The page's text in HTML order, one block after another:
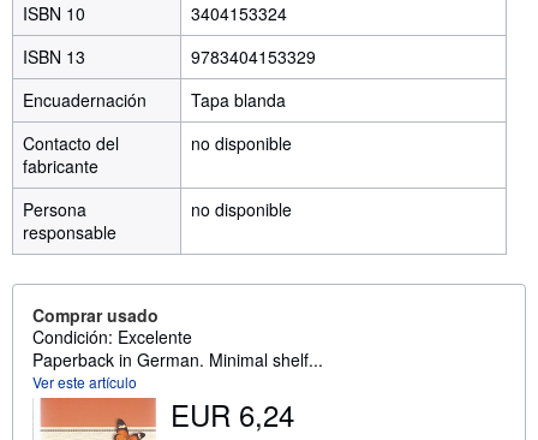
ISBN 10
3404153324
ISBN 13
9783404153329
Encuadernación
Tapa blanda
Contacto del
fabricante
no disponible
Persona
responsable
no disponible
Comprar usado
Condición: Excelente
Paperback in German. Minimal shelf...
Ver este artículo
EUR 6,24